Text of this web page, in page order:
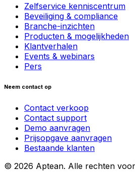
Zelfservice kenniscentrum
Beveiliging & compliance
Branche-inzichten
Producten & mogelijkheden
Klantverhalen
Events & webinars
Pers
Neem contact op
Contact verkoop
Contact support
Demo aanvragen
Prijsopgave aanvragen
Bestaande klanten
© 2026 Aptean. Alle rechten